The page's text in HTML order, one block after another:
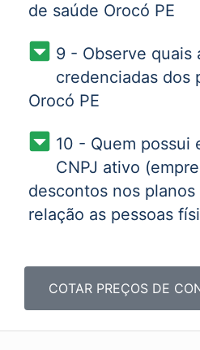
de saúde Orocó PE
9 - Observe quais
credenciadas dos
Orocó PE
10 - Quem possui
CNPJ ativo
descontos nos
relação as pessoas
COTAR PREÇOS DE